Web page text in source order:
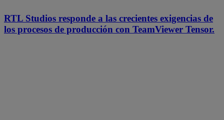
RTL Studios responde a las crecientes exigencias de
los procesos de producción con TeamViewer Tensor.